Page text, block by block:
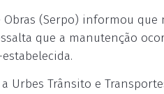
Obras (Serpo) informou
que a manutenção
Urbes Trânsito e